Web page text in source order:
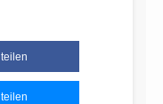
teilen
teilen